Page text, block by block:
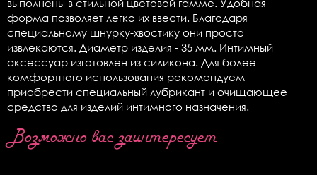
выполнены в стильной цветовой гамме. Удобная
форма позволяет легко их ввести. Благодаря
специальному шнурку-хвостику они просто
извлекаются. Диаметр изделия - 35 мм. Интимный
аксессуар изготовлен из силикона. Для более
комфортного использования рекомендуем
приобрести специальный лубрикант и очищающее
средство для изделий интимного назначения.
Возможно вас заинтересует